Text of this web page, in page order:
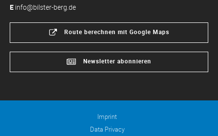
E info@bilster-berg.de
Route berechnen mit Google Maps
Newsletter abonnieren
Imprint
Data Privacy